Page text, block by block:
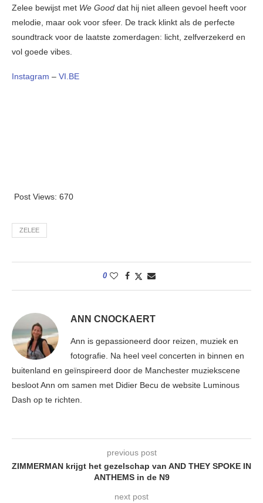
Zelee bewijst met We Good dat hij niet alleen gevoel heeft voor
melodie, maar ook voor sfeer. De track klinkt als de perfecte
soundtrack voor de laatste zomerdagen: licht, zelfverzekerd en
vol goede vibes.
Instagram – VI.BE
Post Views: 670
ZELEE
0
ANN CNOCKAERT
Ann is gepassioneerd door reizen, muziek en
fotografie. Na heel veel concerten in binnen en
buitenland en geïnspireerd door de Manchester muziekscene
besloot Ann om samen met Didier Becu de website Luminous
Dash op te richten.
previous post
ZIMMERMAN krijgt het gezelschap van AND THEY SPOKE IN
ANTHEMS in de N9
next post